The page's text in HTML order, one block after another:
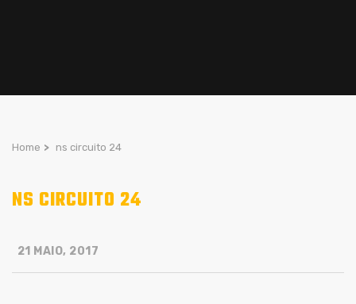
Home > ns circuito 24
NS CIRCUITO 24
21 MAIO, 2017